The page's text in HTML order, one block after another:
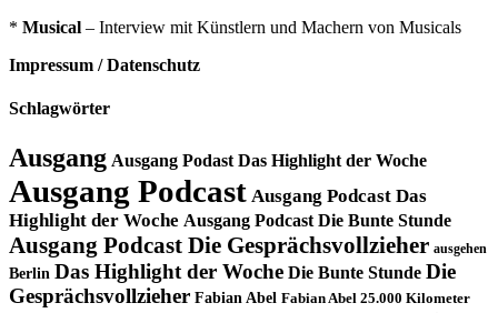
* Musical – Interview mit Künstlern und Machern von Musicals
Impressum / Datenschutz
Schlagwörter
Ausgang Ausgang Podast Das Highlight der Woche
Ausgang Podcast Ausgang Podcast Das
Highlight der Woche Ausgang Podcast Die Bunte Stunde
Ausgang Podcast Die Gesprächsvollzieher ausgehen
Berlin Das Highlight der Woche Die Bunte Stunde Die
Gesprächsvollzieher Fabian Abel Fabian Abel 25.000 Kilometer